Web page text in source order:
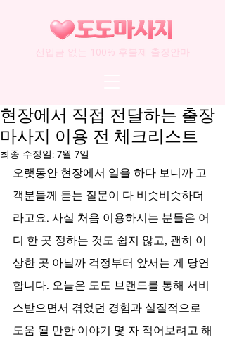
선입금 없는 100% 후불제 출장안마
현장에서 직접 전달하는 출장
마사지 이용 전 체크리스트
최종 수정일: 7월 7일
오랫동안 현장에서 일을 하다 보니까 고
객분들께 듣는 질문이 다 비슷비슷하더
라고요. 사실 처음 이용하시는 분들은 어
디 한 곳 정하는 것도 쉽지 않고, 괜히 이
상한 곳 아닐까 걱정부터 앞서는 게 당연
합니다. 오늘은 도도 브랜드를 통해 서비
스받으면서 겪었던 경험과 실질적으로
도움 될 만한 이야기 몇 자 적어보려고 해